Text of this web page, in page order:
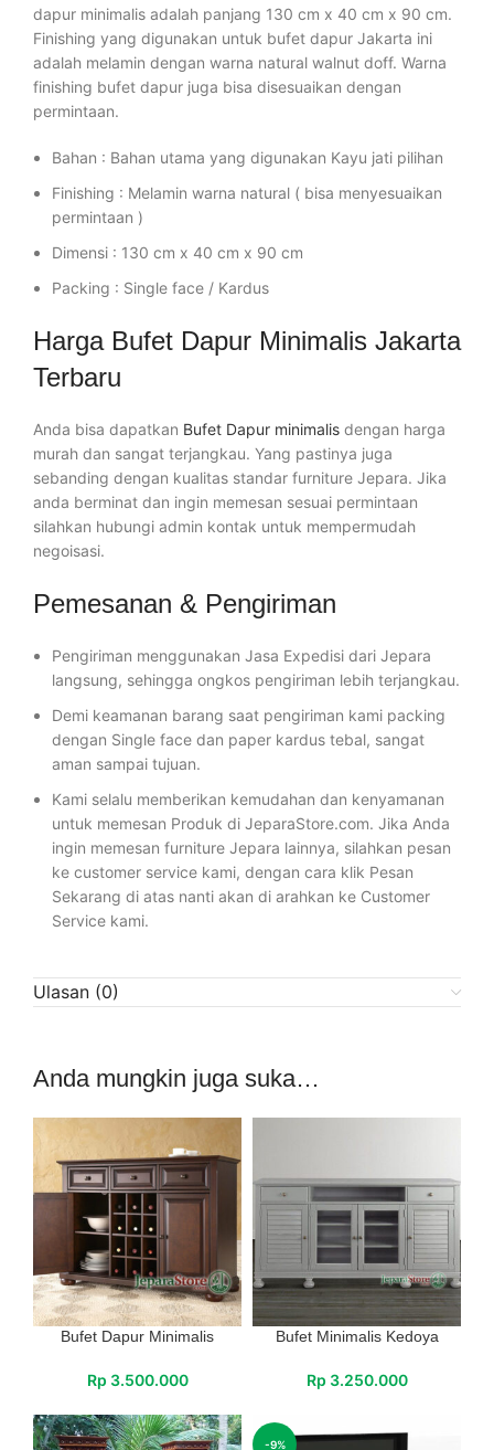
dapur minimalis adalah panjang 130 cm x 40 cm x 90 cm.
Finishing yang digunakan untuk bufet dapur Jakarta ini
adalah melamin dengan warna natural walnut doff. Warna
finishing bufet dapur juga bisa disesuaikan dengan
permintaan.
Bahan : Bahan utama yang digunakan Kayu jati pilihan
Finishing : Melamin warna natural ( bisa menyesuaikan
permintaan )
Dimensi : 130 cm x 40 cm x 90 cm
Packing : Single face / Kardus
Harga Bufet Dapur Minimalis Jakarta
Terbaru
Anda bisa dapatkan Bufet Dapur minimalis dengan harga
murah dan sangat terjangkau. Yang pastinya juga
sebanding dengan kualitas standar furniture Jepara. Jika
anda berminat dan ingin memesan sesuai permintaan
silahkan hubungi admin kontak untuk mempermudah
negoisasi.
Pemesanan & Pengiriman
Pengiriman menggunakan Jasa Expedisi dari Jepara
langsung, sehingga ongkos pengiriman lebih terjangkau.
Demi keamanan barang saat pengiriman kami packing
dengan Single face dan paper kardus tebal, sangat
aman sampai tujuan.
Kami selalu memberikan kemudahan dan kenyamanan
untuk memesan Produk di JeparaStore.com. Jika Anda
ingin memesan furniture Jepara lainnya, silahkan pesan
ke customer service kami, dengan cara klik Pesan
Sekarang di atas nanti akan di arahkan ke Customer
Service kami.
Ulasan (0)
Anda mungkin juga suka…
Bufet Dapur Minimalis
Rp 3.500.000
Bufet Minimalis Kedoya
Rp 3.250.000
-9%